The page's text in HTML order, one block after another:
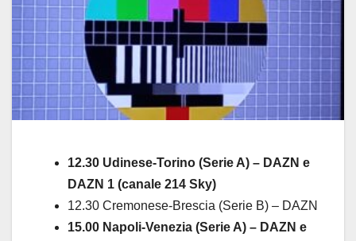
12.30 Udinese-Torino (Serie A) – DAZN e
DAZN 1 (canale 214 Sky)
12.30 Cremonese-Brescia (Serie B) – DAZN
15.00 Napoli-Venezia (Serie A) – DAZN e